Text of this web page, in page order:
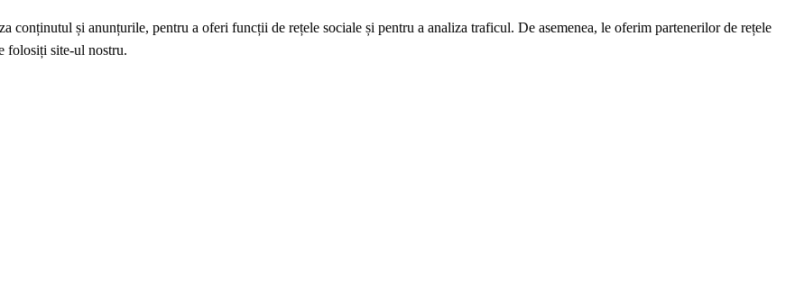
și anunțurile, pentru a oferi funcții de rețele sociale și pentru a analiza traficul. De asemenea, le oferim partenerilor de rețele
folosiți site-ul nostru.